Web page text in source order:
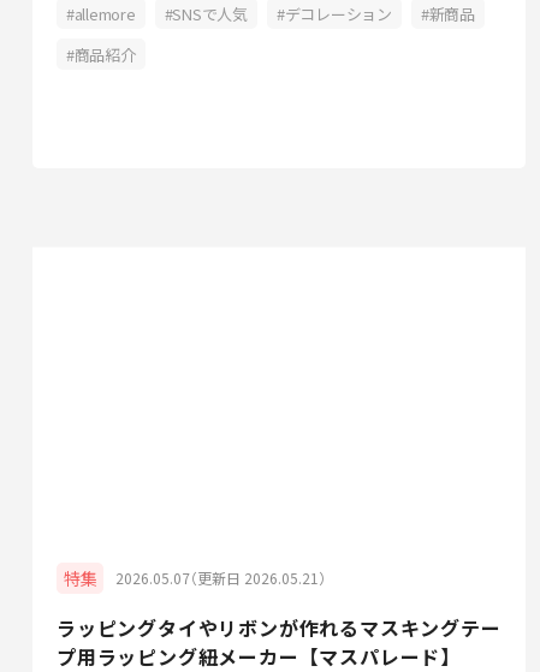
allemore SNSで人気 デコレーション
新商品
商品紹介
特集 2026.05.07（更新日 2026.05.21）
ラッピングタイやリボンが作れるマスキングテー
プ用ラッピング紐メーカー【マスパレード】